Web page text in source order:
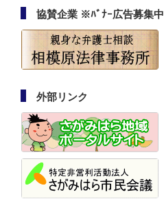
協賛企業 ※ﾊﾞﾅｰ広告募集中
外部リンク